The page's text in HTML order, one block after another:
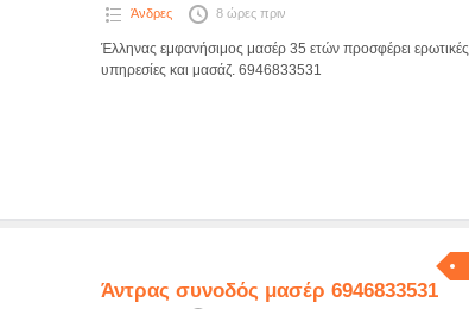
Άνδρες 8 ώρες πριν
Έλληνας εμφανήσιμος μασέρ 35 ετών προσφέρει ερωτικές
υπηρεσίες και μασάζ. 6946833531
Άντρας συνοδός μασέρ 6946833531